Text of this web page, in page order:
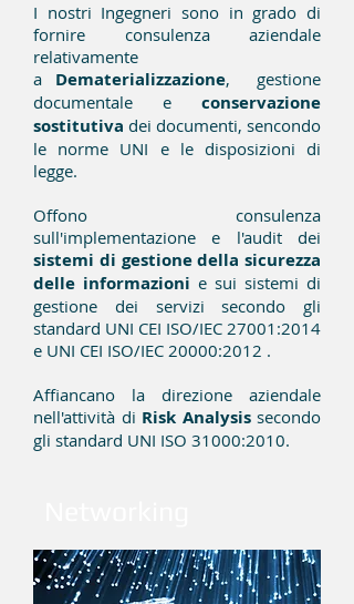
I nostri Ingegneri sono in grado di
fornire consulenza aziendale
relativamente
a Dematerializzazione, gestione
documentale e conservazione
sostitutiva dei documenti, sencondo
le norme UNI e le disposizioni di
legge.
Offono consulenza
sull'implementazione e l'audit dei
sistemi di gestione della sicurezza
delle informazioni e sui sistemi di
gestione dei servizi secondo gli
standard UNI CEI ISO/IEC 27001:2014
e UNI CEI ISO/IEC 20000:2012 .
Affiancano la direzione aziendale
nell'attività di Risk Analysissecondo
gli standard UNI ISO 31000:2010.